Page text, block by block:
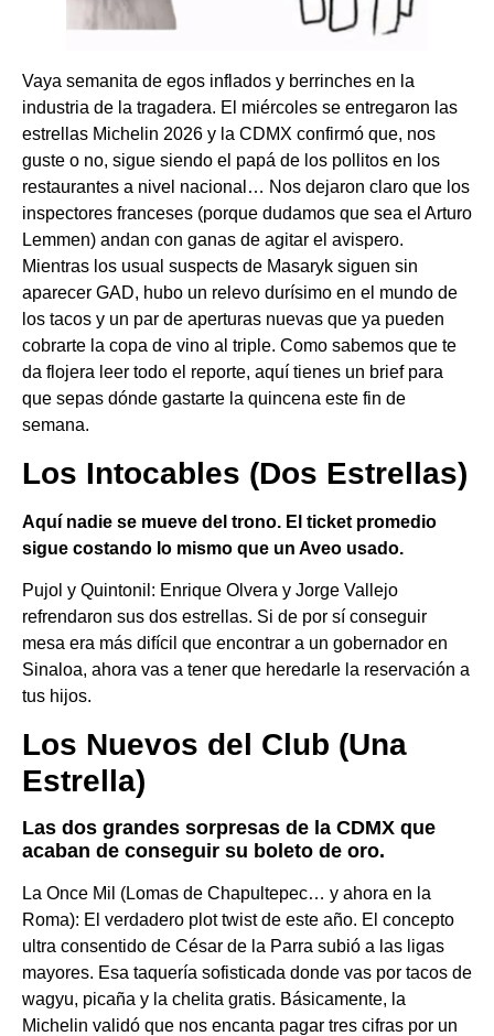
​Vaya semanita de egos inflados y berrinches en la
industria de la tragadera. El miércoles se entregaron las
estrellas Michelin 2026 y la CDMX confirmó que, nos
guste o no, sigue siendo el papá de los pollitos en los
restaurantes a nivel nacional… ​Nos dejaron claro que los
inspectores franceses (porque dudamos que sea el Arturo
Lemmen) andan con ganas de agitar el avispero.
Mientras los usual suspects de Masaryk siguen sin
aparecer GAD, hubo un relevo durísimo en el mundo de
los tacos y un par de aperturas nuevas que ya pueden
cobrarte la copa de vino al triple. Como sabemos que te
da flojera leer todo el reporte, aquí tienes un brief para
que sepas dónde gastarte la quincena este fin de
semana.
​Los Intocables (Dos Estrellas)
​Aquí nadie se mueve del trono. El ticket promedio
sigue costando lo mismo que un Aveo usado.
​Pujol y Quintonil: Enrique Olvera y Jorge Vallejo
refrendaron sus dos estrellas. Si de por sí conseguir
mesa era más difícil que encontrar a un gobernador en
Sinaloa, ahora vas a tener que heredarle la reservación a
tus hijos.
Los Nuevos del Club (Una
Estrella)
​Las dos grandes sorpresas de la CDMX que
acaban de conseguir su boleto de oro.
​La Once Mil (Lomas de Chapultepec… y ahora en la
Roma): El verdadero plot twist de este año. El concepto
ultra consentido de César de la Parra subió a las ligas
mayores. Esa taquería sofisticada donde vas por tacos de
wagyu, picaña y la chelita gratis. Básicamente, la
Michelin validó que nos encanta pagar tres cifras por un